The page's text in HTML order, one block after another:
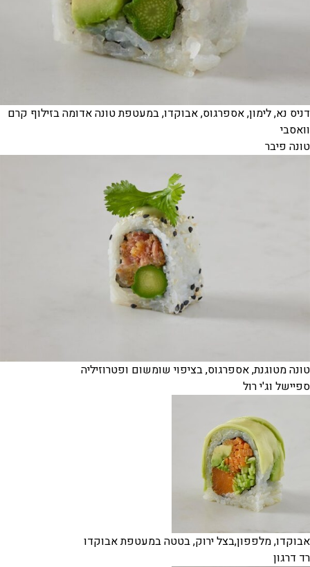
דניס נא, לימון, אספרגוס, אבוקדו, במעטפת טונה אדומה בזילוף קרם
וואסבי
טונה פיבר
טונה מטוגנת, אספרגוס, בציפוי שומשום ופטרוזיליה
ספיישל וג'י רול
אבוקדו, מלפפון,בצל ירוק, בטטה במעטפת אבוקדו
רד דרגון